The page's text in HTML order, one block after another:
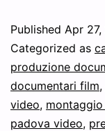
Published Apr 27,
Categorized as
produzione
documentari film,
video, montaggio
padova video,